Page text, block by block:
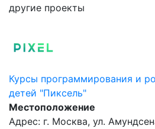
другие проекты
Курсы программирования и
детей "Пиксель"
Местоположение
Адрес: г. Москва, ул.